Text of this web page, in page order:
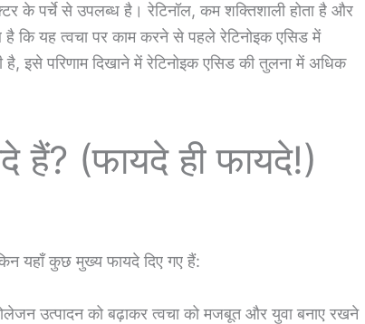
के पर्चे से उपलब्ध है। रेटिनॉल, कम शक्तिशाली होता है और
कि यह त्वचा पर काम करने से पहले रेटिनोइक एसिड में
है, इसे परिणाम दिखाने में रेटिनोइक एसिड की तुलना में अधिक
हैं? (फायदे ही फायदे!)
यहाँ कुछ मुख्य फायदे दिए गए हैं:
उत्पादन को बढ़ाकर त्वचा को मजबूत और युवा बनाए रखने